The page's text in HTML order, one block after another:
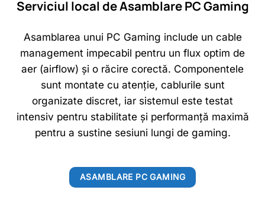
Serviciul local de Asamblare PC Gaming
Asamblarea unui PC Gaming include un cable
management impecabil pentru un flux optim de
aer (airflow) și o răcire corectă. Componentele
sunt montate cu atenție, cablurile sunt
organizate discret, iar sistemul este testat
intensiv pentru stabilitate și performanță maximă
pentru a sustine sesiuni lungi de gaming.
ASAMBLARE PC GAMING